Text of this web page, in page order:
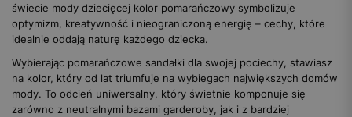
świecie mody dziecięcej kolor pomarańczowy symbolizuje
optymizm, kreatywność i nieograniczoną energię – cechy, które
idealnie oddają naturę każdego dziecka.
Wybierając pomarańczowe sandałki dla swojej pociechy, stawiasz
na kolor, który od lat triumfuje na wybiegach największych domów
mody. To odcień uniwersalny, który świetnie komponuje się
zarówno z neutralnymi bazami garderoby, jak i z bardziej